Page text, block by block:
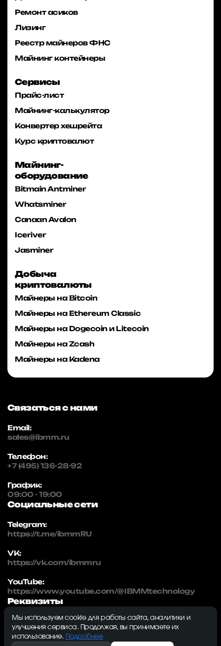
Ремонт асиков
Лизинг
Реестр майнеров ФНС
Майнинг контейнеры
Сервисы
Прайс-лист
Майнинг-калькулятор
Конвертер хешрейта
Курс криптовалют
Майнинг-
оборудование
Bitmain Antminer
Whatsminer
Canaan Avalon
Iceriver
Jasminer
Добыча
криптовалюты
Майнеры на Bitcoin
Майнеры на Ethereum Classic
Майнеры на Dogecoin и Litecoin
Майнеры на Zcash
Майнеры на Kadena
Связаться с нами
Email:
sales@ibmm.ru
Телефон:
+7 (495) 136-28-92
График:
09:00 - 19:00
Социальные сети
Telegram:
https://t.me/ibmmRU
VK:
https://vk.com/ibmmru
YouTube:
https://www.youtube.com/@IBMMtechnology
Реквизиты
IBMM | technology
ИНН: 5032334982
Мы используем cookie для работы сайта, аналитики и
улучшения сервиса. Продолжая, вы принимаете их
использование.
Подробнее